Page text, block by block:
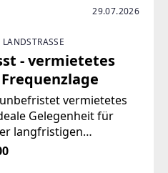
29.07.2026
- vermietetes
vermietetes
Gelegenheit für
langfristigen
möchten.Highlights
vermietet – sichere